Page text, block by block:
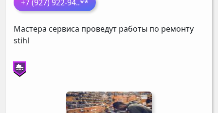
+7 (927) 922-94..**
Мастера сервиса проведут работы по ремонту
stihl